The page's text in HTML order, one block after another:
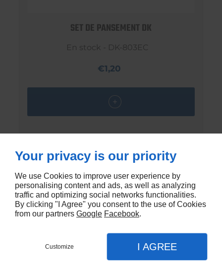
SET DE PANSEMENT DK
En stock - DK-803EC
€1,20
Your privacy is our priority
We use Cookies to improve user experience by
personalising content and ads, as well as analyzing
traffic and optimizing social networks functionalities.
By clicking "I Agree" you consent to the use of Cookies
from our partners Google Facebook.
Customize I AGREE